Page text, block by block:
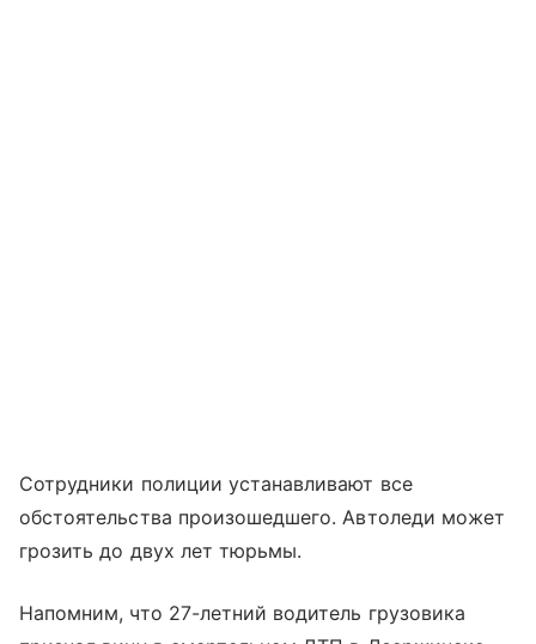
Сотрудники полиции устанавливают все
обстоятельства произошедшего. Автоледи может
грозить до двух лет тюрьмы.
Напомним, что 27-летний водитель грузовика